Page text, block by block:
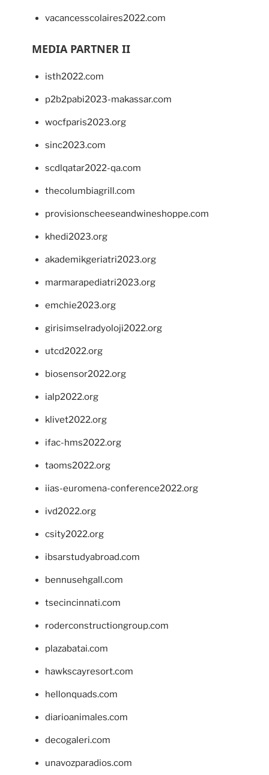
vacancesscolaires2022.com
MEDIA PARTNER II
isth2022.com
p2b2pabi2023-makassar.com
wocfparis2023.org
sinc2023.com
scdlqatar2022-qa.com
thecolumbiagrill.com
provisionscheeseandwineshoppe.com
khedi2023.org
akademikgeriatri2023.org
marmarapediatri2023.org
emchie2023.org
girisimselradyoloji2022.org
utcd2022.org
biosensor2022.org
ialp2022.org
klivet2022.org
ifac-hms2022.org
taoms2022.org
iias-euromena-conference2022.org
ivd2022.org
csity2022.org
ibsarstudyabroad.com
bennusehgall.com
tsecincinnati.com
roderconstructiongroup.com
plazabatai.com
hawkscayresort.com
hellonquads.com
diarioanimales.com
decogaleri.com
unavozparadios.com